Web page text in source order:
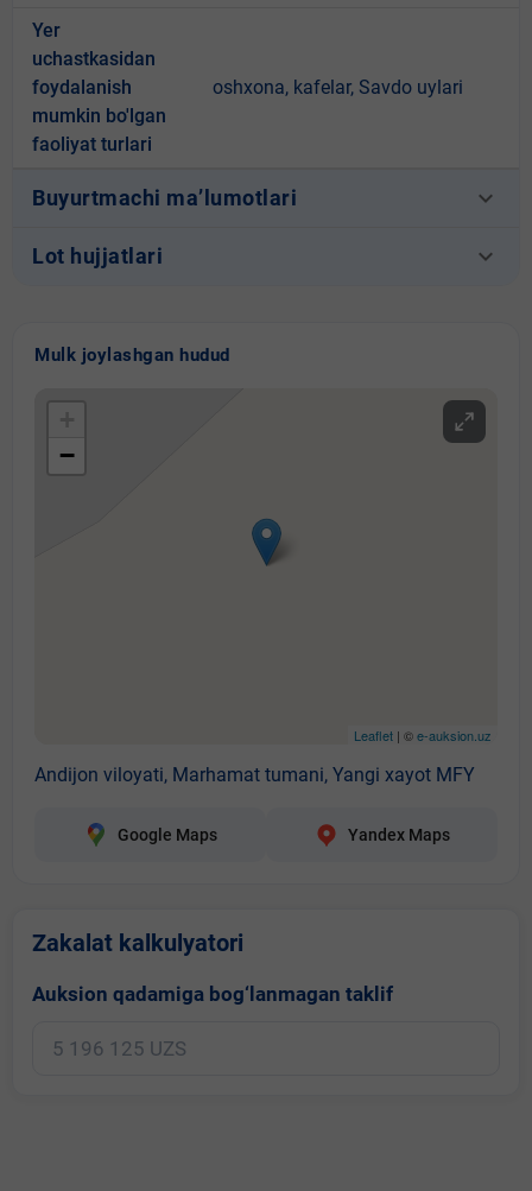
Yer
uchastkasidan
foydalanish
mumkin bo'lgan
faoliyat turlari
oshxona, kafelar, Savdo uylari
Buyurtmachi ma’lumotlari keyboard_arrow_down
Lot hujjatlari keyboard_arrow_down
Mulk joylashgan hudud
−
Leaflet | ©e-auksion.uz
Andijon viloyati, Marhamat tumani, Yangi xayot MFY
Google Maps Yandex Maps
Zakalat kalkulyatori
Auksion qadamiga bog‘lanmagan taklif